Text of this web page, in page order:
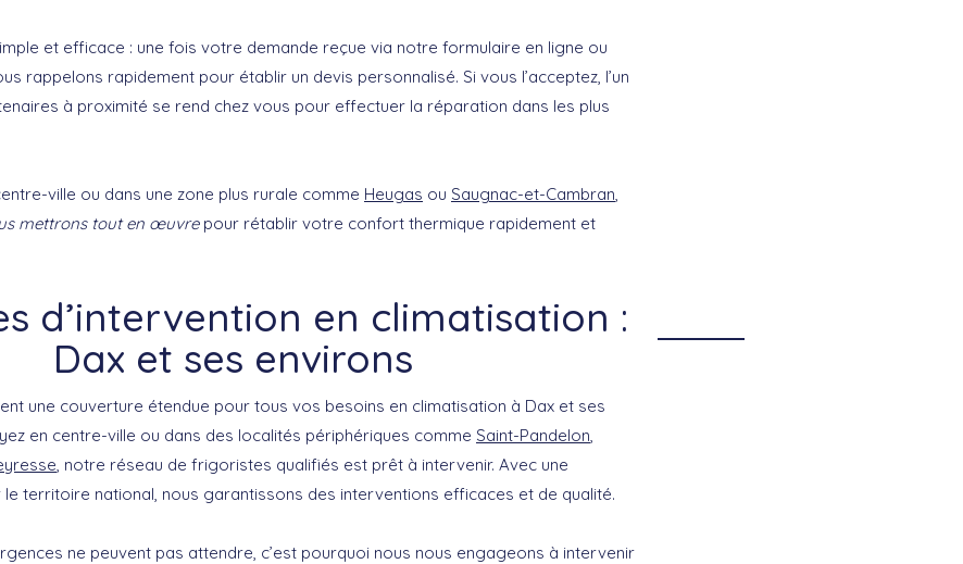
et efficace : une fois votre demande reçue via notre formulaire en ligne ou
rappelons rapidement pour établir un devis personnalisé. Si vous l’acceptez, l’un
à proximité se rend chez vous pour effectuer la réparation dans les plus
ville ou dans une zone plus rurale comme Heugas ou Saugnac-et-Cambran,
mettrons tout en œuvrepour rétablir votre confort thermique rapidement et
d’intervention en climatisation :
Dax et ses environs
une couverture étendue pour tous vos besoins en climatisation à Dax et ses
en centre-ville ou dans des localités périphériques comme Saint-Pandelon,
, notre réseau de frigoristes qualifiés est prêt à intervenir. Avec une
le territoire national, nous garantissons des interventions efficaces et de qualité.
ne peuvent pas attendre, c’est pourquoi nous nous engageons à intervenir